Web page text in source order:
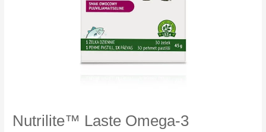
Nutrilite™ Laste Omega-3